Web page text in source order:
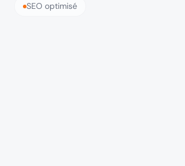
SEO optimisé